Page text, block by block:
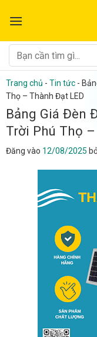
qua
dung
Tìm
kiếm:
Trang chủ - Tin tức -
Thọ – Thành Đạt LED
Bảng Giá Đèn
Trời Phú Thọ
Đăng vào 12/08/2025